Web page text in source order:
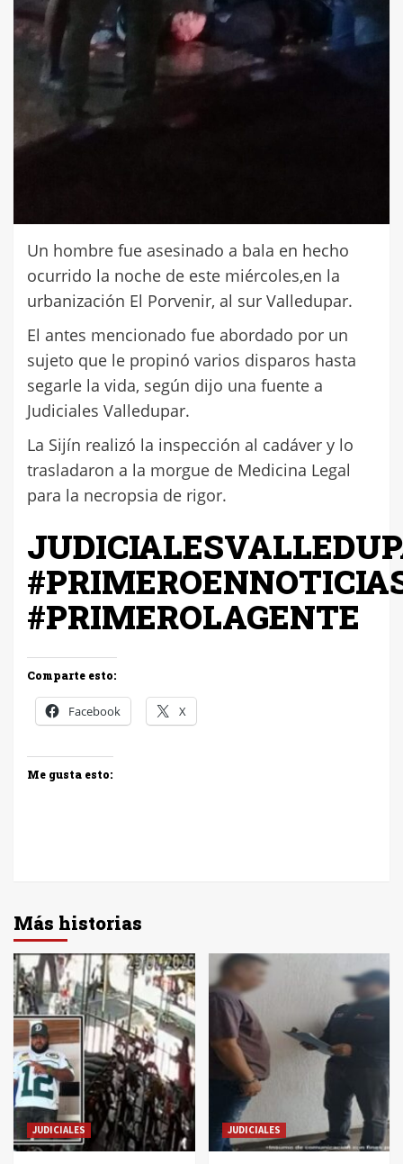
Un hombre fue asesinado a bala en hecho
ocurrido la noche de este miércoles,en la
urbanización El Porvenir, al sur Valledupar.
El antes mencionado fue abordado por un
sujeto que le propinó varios disparos hasta
segarle la vida, según dijo una fuente a
Judiciales Valledupar.
La Sijín realizó la inspección al cadáver y lo
trasladaron a la morgue de Medicina Legal
para la necropsia de rigor.
#PRIMEROLAGENTE
Comparte esto:
Facebook X
Me gusta esto:
Más historias
JUDICIALES JUDICIALES